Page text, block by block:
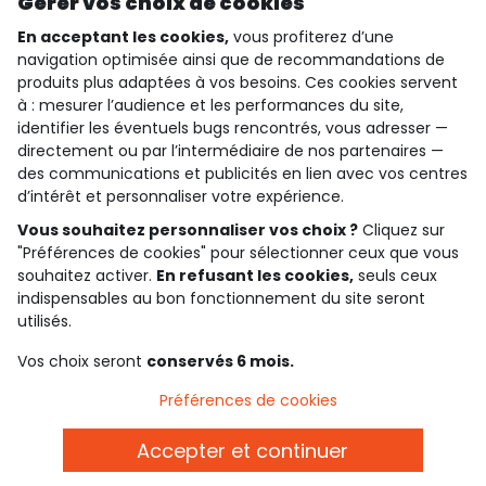
qui sommes-nous ?
besoin d'aide ?
le club fidélité
notre catalogue
Conditions générales de ventes et d'utilisation
Politique de confidentialité
Cookies et données personnelles
Paramètres des cookies
En acceptant les cookies, vous profiterez d’une
navigation optimisée ainsi que de recommandations de
produits plus adaptées à vos besoins. Ces cookies servent
à : mesurer l’audience et les performances du site,
identifier les éventuels bugs rencontrés, vous adresser —
directement ou par l’intermédiaire de nos partenaires —
des communications et publicités en lien avec vos centres
d’intérêt et personnaliser votre expérience.
Vous souhaitez personnaliser vos choix ? Cliquez sur
"Préférences de cookies" pour sélectionner ceux que vous
souhaitez activer. En refusant les cookies, seuls ceux
indispensables au bon fonctionnement du site seront
utilisés.
Vos choix seront conservés 6 mois.
Préférences de cookies
Accepter et continuer